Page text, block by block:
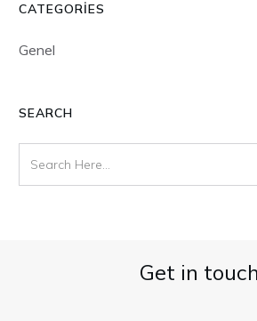
CATEGORIES
Genel
SEARCH
Get in touch